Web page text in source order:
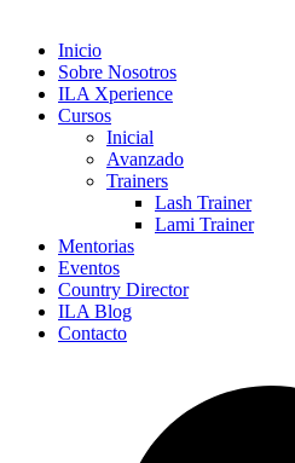
Inicio
Sobre Nosotros
ILA Xperience
Cursos
Inicial
Avanzado
Trainers
Lash Trainer
Lami Trainer
Mentorias
Eventos
Country Director
ILA Blog
Contacto